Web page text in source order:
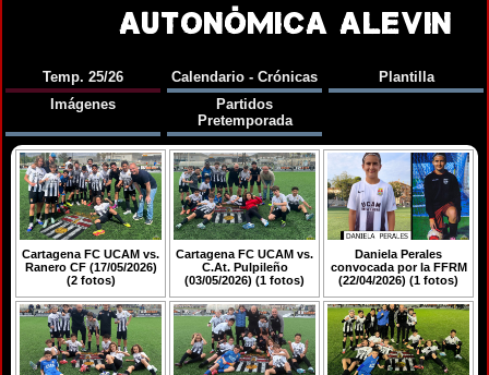
AUTONÓMICA ALEVIN
Temp. 25/26 Calendario - Crónicas
Plantilla
Imágenes
Partidos
Pretemporada
Cartagena FC UCAM vs.
Ranero CF (17/05/2026)
(2 fotos)
Cartagena FC UCAM vs.
C.At. Pulpileño
(03/05/2026) (1 fotos)
Daniela Perales
convocada por la FFRM
(22/04/2026) (1 fotos)